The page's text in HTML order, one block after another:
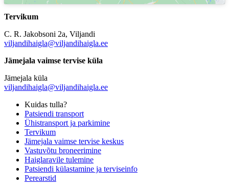
Tervikum
C. R. Jakobsoni 2a, Viljandi
viljandihaigla@viljandihaigla.ee
Jämejala vaimse tervise küla
Jämejala küla
viljandihaigla@viljandihaigla.ee
Kuidas tulla?
Patsiendi transport
Ühistransport ja parkimine
Tervikum
Jämejala vaimse tervise keskus
Vastuvõtu broneerimine
Haiglaravile tulemine
Patsiendi külastamine ja terviseinfo
Perearstid